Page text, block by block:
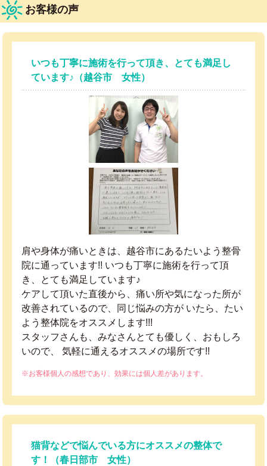
お客様の声
いつも丁寧に施術を行って頂き、とても満足し
ています♪（越谷市 女性）
肩や身体が痛いときは、越谷市にあるたいよう整骨
院に通っています!! いつも丁寧に施術を行って頂
き、とても満足しています♪
ケアして頂いた直後から、痛い所や気になった所が
改善されているので、同じ悩みの方が いたら、たい
よう整体院をオススメします!!!
スタッフさんも、みなさんとても優しく、おもしろ
いので、 気軽に通えるオススメの場所です!!
※お客様個人の感想であり、効果には個人差があります。
猫背などで悩んでいる方にオススメの整体で
す！（春日部市 女性）